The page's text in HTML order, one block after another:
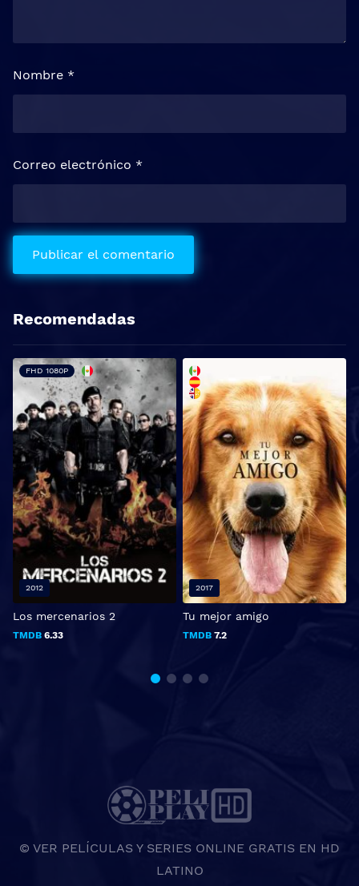
Nombre *
Correo electrónico *
Recomendadas
Los mercenarios 2
TMDB 6.33
FHD 1080P
2012
Tu mejor amigo
TMDB 7.2
2017
© VER PELÍCULAS Y SERIES ONLINE GRATIS EN HD
LATINO